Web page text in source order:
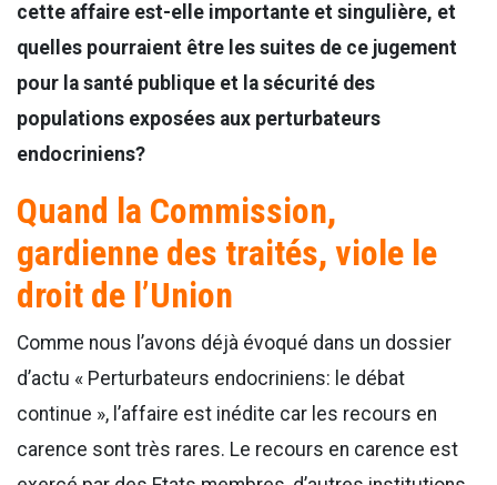
cette affaire est-elle importante et singulière, et
quelles pourraient être les suites de ce jugement
pour la santé publique et la sécurité des
populations exposées aux perturbateurs
endocriniens?
Quand la Commission,
gardienne des traités, viole le
droit de l’Union
Comme nous l’avons déjà évoqué dans un dossier
d’actu « Perturbateurs endocriniens: le débat
continue », l’affaire est inédite car les recours en
carence sont très rares. Le recours en carence est